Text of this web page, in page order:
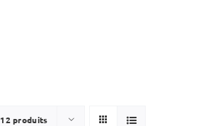
12 produits